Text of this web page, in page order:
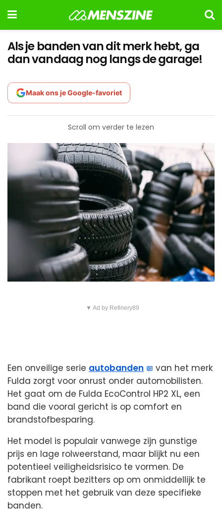
Als je banden van dit merk hebt, ga
dan vandaag nog langs de garage!
Maak ons je Google-favoriet
Scroll om verder te lezen
▼ Ad by Refinery89
Een onveilige serie autobanden
van het merk
Fulda zorgt voor onrust onder automobilisten.
Het gaat om de Fulda EcoControl HP2 XL, een
band die vooral gericht is op comfort en
brandstofbesparing.
Het model is populair vanwege zijn gunstige
prijs en lage rolweerstand, maar blijkt nu een
potentieel veiligheidsrisico te vormen. De
fabrikant roept bezitters op om onmiddellijk te
stoppen met het gebruik van deze specifieke
banden.